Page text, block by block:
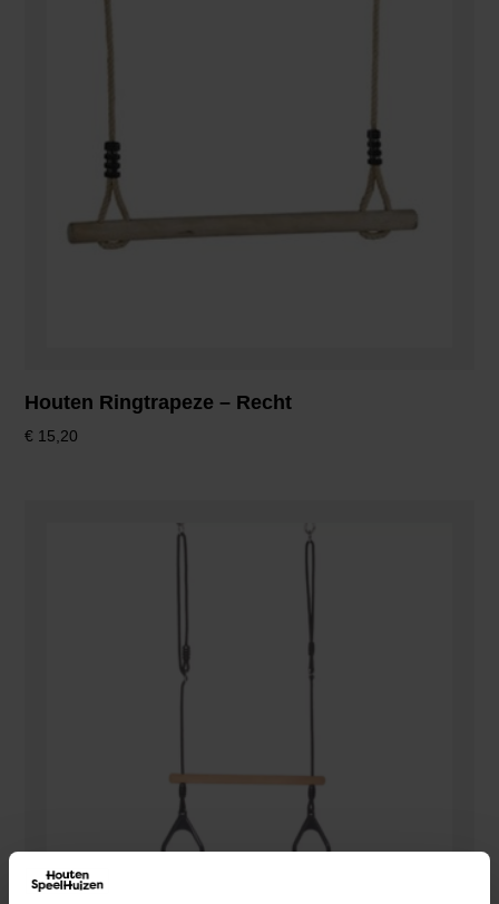
Houten Ringtrapeze – Recht
€ 15,20